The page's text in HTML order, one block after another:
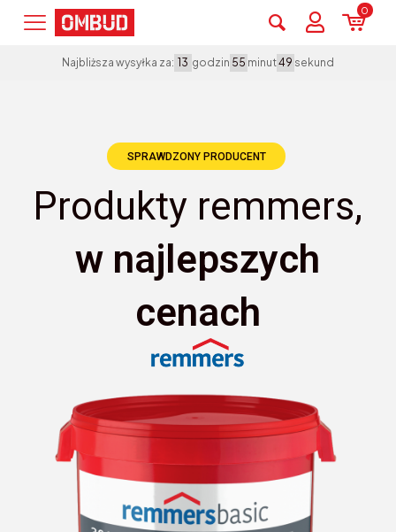
0
Najbliższa wysyłka za: 13 godzin 55 minut49 sekund
SPRAWDZONY PRODUCENT
Produkty remmers,
w najlepszych
cenach